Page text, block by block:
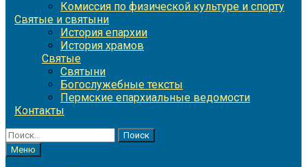
Комиссия по физической культуре и спорту
Святые и святыни
История епархии
История храмов
Святые
Святыни
Богослужебные тексты
Пермские епархиальные ведомости
Контакты
Найти:
Меню